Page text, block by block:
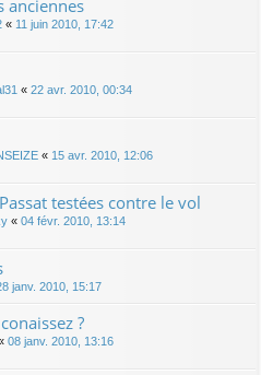
anciennes
« 11 juin 2010, 17:42
« 22 avr. 2010, 00:34
« 15 avr. 2010, 12:06
testées contre le vol
« 04 févr. 2010, 13:14
janv. 2010, 15:17
?
08 janv. 2010, 13:16